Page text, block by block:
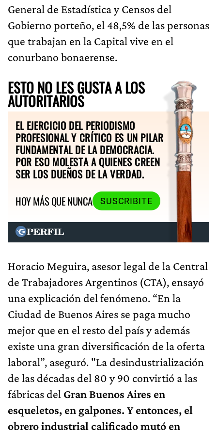
General de Estadística y Censos del
Gobierno porteño, el 48,5% de las personas
que trabajan en la Capital vive en el
conurbano bonaerense.
ESTO NO LES GUSTA A LOS
AUTORITARIOS
EL EJERCICIO DEL PERIODISMO
PROFESIONAL Y CRÍTICO ES UN PILAR
FUNDAMENTAL DE LA DEMOCRACIA.
POR ESO MOLESTA A QUIENES CREEN
SER LOS DUEÑOS DE LA VERDAD.
HOY MÁS QUE NUNCA
SUSCRIBITE
Horacio Meguira, asesor legal de la Central
de Trabajadores Argentinos (CTA), ensayó
una explicación del fenómeno. “En la
Ciudad de Buenos Aires se paga mucho
mejor que en el resto del país y además
existe una gran diversificación de la oferta
laboral”, aseguró. "La desindustrialización
de las décadas del 80 y 90 convirtió a las
fábricas del Gran Buenos Aires en
esqueletos, en galpones. Y entonces, el
obrero industrial calificado mutó en